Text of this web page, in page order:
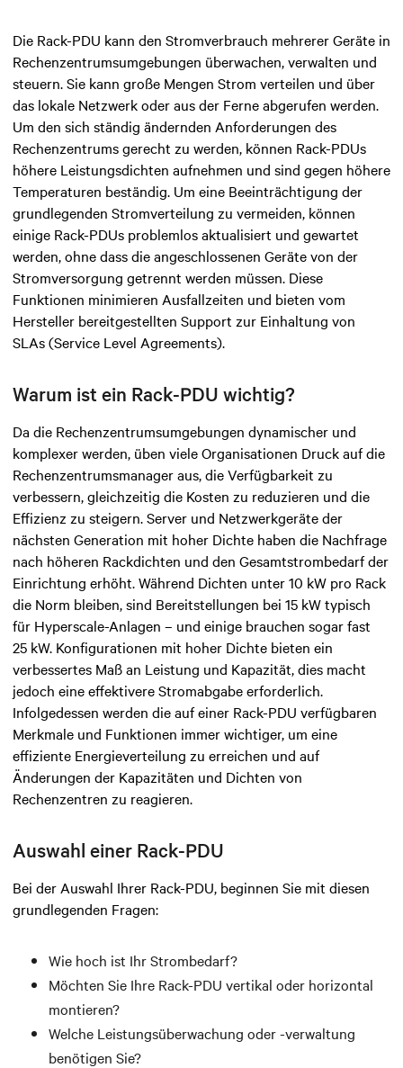
Die Rack-PDU kann den Stromverbrauch mehrerer Geräte in
Rechenzentrumsumgebungen überwachen, verwalten und
steuern. Sie kann große Mengen Strom verteilen und über
das lokale Netzwerk oder aus der Ferne abgerufen werden.
Um den sich ständig ändernden Anforderungen des
Rechenzentrums gerecht zu werden, können Rack-PDUs
höhere Leistungsdichten aufnehmen und sind gegen höhere
Temperaturen beständig. Um eine Beeinträchtigung der
grundlegenden Stromverteilung zu vermeiden, können
einige Rack-PDUs problemlos aktualisiert und gewartet
werden, ohne dass die angeschlossenen Geräte von der
Stromversorgung getrennt werden müssen. Diese
Funktionen minimieren Ausfallzeiten und bieten vom
Hersteller bereitgestellten Support zur Einhaltung von
SLAs (Service Level Agreements).
Warum ist ein Rack-PDU wichtig?
Da die Rechenzentrumsumgebungen dynamischer und
komplexer werden, üben viele Organisationen Druck auf die
Rechenzentrumsmanager aus, die Verfügbarkeit zu
verbessern, gleichzeitig die Kosten zu reduzieren und die
Effizienz zu steigern. Server und Netzwerkgeräte der
nächsten Generation mit hoher Dichte haben die Nachfrage
nach höheren Rackdichten und den Gesamtstrombedarf der
Einrichtung erhöht. Während Dichten unter 10 kW pro Rack
die Norm bleiben, sind Bereitstellungen bei 15 kW typisch
für Hyperscale-Anlagen – und einige brauchen sogar fast
25 kW. Konfigurationen mit hoher Dichte bieten ein
verbessertes Maß an Leistung und Kapazität, dies macht
jedoch eine effektivere Stromabgabe erforderlich.
Infolgedessen werden die auf einer Rack-PDU verfügbaren
Merkmale und Funktionen immer wichtiger, um eine
effiziente Energieverteilung zu erreichen und auf
Änderungen der Kapazitäten und Dichten von
Rechenzentren zu reagieren.
Auswahl einer Rack-PDU
Bei der Auswahl Ihrer Rack-PDU, beginnen Sie mit diesen
grundlegenden Fragen:
Wie hoch ist Ihr Strombedarf?
Möchten Sie Ihre Rack-PDU vertikal oder horizontal
montieren?
Welche Leistungsüberwachung oder -verwaltung
benötigen Sie?